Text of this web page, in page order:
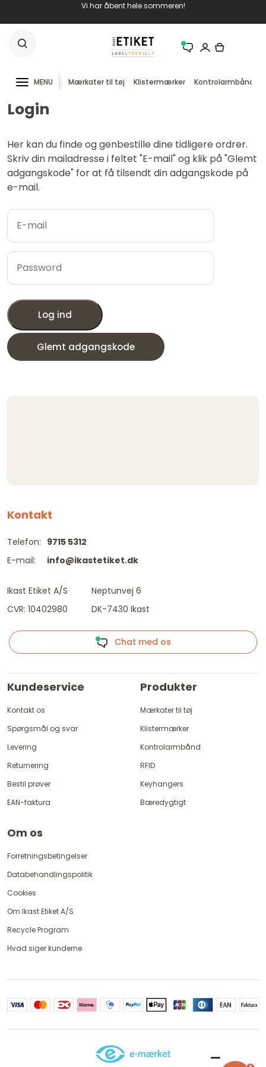
Vi har åbent hele sommeren!
MENU Mærkater til tøj Klistermærker Kontrolarmbånd
Login
Her kan du finde og genbestille dine tidligere ordrer.
Skriv din mailadresse i feltet "E-mail" og klik på "Glemt
adgangskode" for at få tilsendt din adgangskode på
e-mail.
Log ind
Glemt adgangskode
Kontakt
Telefon:
E-mail:
9715 5312
info@ikastetiket.dk
Ikast Etiket A/S
CVR: 10402980
Neptunvej 6
DK-7430 Ikast
Chat med os
Kundeservice
Kontakt os
Spørgsmål og svar
Levering
Returnering
Bestil prøver
EAN-faktura
Produkter
Mærkater til tøj
Klistermærker
Kontrolarmbånd
RFID
Keyhangers
Bæredygtigt
Om os
Forretningsbetingelser
Databehandlingspolitik
Cookies
Om Ikast Etiket A/S
Recycle Program
Hvad siger kunderne